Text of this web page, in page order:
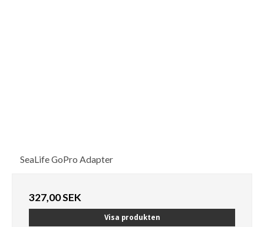
SeaLife GoPro Adapter
327,00 SEK
Visa produkten